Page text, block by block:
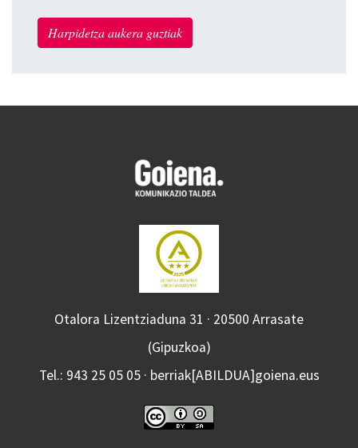
Harpidetza aukera guztiak
Otalora Lizentziaduna 31 · 20500 Arrasate
(Gipuzkoa)
Tel.: 943 25 05 05 · berriak[ABILDUA]goiena.eus